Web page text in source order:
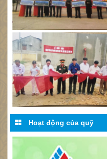
Hoạt động của quỹ